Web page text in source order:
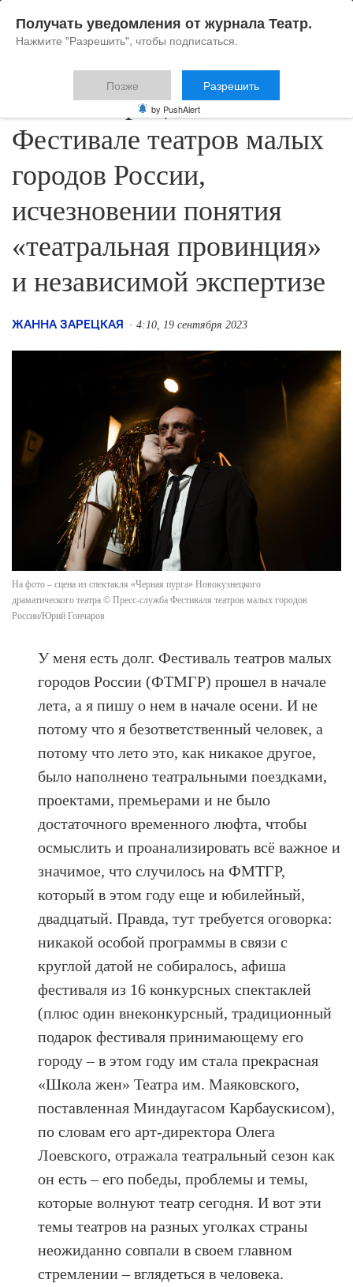
Жанна Зарецкая о XX
Фестивале театров малых
городов России,
исчезновении понятия
«театральная провинция»
и независимой экспертизе
ЖАННА ЗАРЕЦКАЯ 4:10, 19 сентября 2023
На фото – сцена из спектакля «Черная пурга» Новокузнецкого
драматического театра © Пресс-служба Фестиваля театров малых городов
России/Юрий Гончаров
У меня есть долг. Фестиваль театров малых
городов России (ФТМГР) прошел в начале
лета, а я пишу о нем в начале осени. И не
потому что я безответственный человек, а
потому что лето это, как никакое другое,
было наполнено театральными поездками,
проектами, премьерами и не было
достаточного временного люфта, чтобы
осмыслить и проанализировать всё важное и
значимое, что случилось на ФМТГР,
который в этом году еще и юбилейный,
двадцатый. Правда, тут требуется оговорка:
никакой особой программы в связи с
круглой датой не собиралось, афиша
фестиваля из 16 конкурсных спектаклей
(плюс один внеконкурсный, традиционный
подарок фестиваля принимающему его
городу – в этом году им стала прекрасная
«Школа жен» Театра им. Маяковского,
поставленная Миндаугасом Карбаускисом),
по словам его арт-директора Олега
Лоевского, отражала театральный сезон как
он есть – его победы, проблемы и темы,
которые волнуют театр сегодня. И вот эти
темы театров на разных уголках страны
неожиданно совпали в своем главном
стремлении – вглядеться в человека.
Получать уведомления от журнала Театр.
Нажмите "Разрешить", чтобы подписаться.
Позже Разрешить
by PushAlert